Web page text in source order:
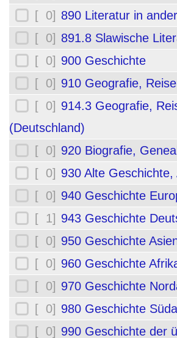
[ 0] 890 Literatur in
[ 0] 891.8 Slawische
[ 0] 900 Geschichte
[ 0] 910 Geografie,
[ 0] 914.3 Geografie,
(Deutschland)
[ 0] 920 Biografie,
[ 0] 930 Alte Geschichte,
[ 0] 940 Geschichte
[ 1] 943 Geschichte
[ 0] 950 Geschichte
[ 0] 960 Geschichte
[ 0] 970 Geschichte
[ 0] 980 Geschichte
[ 0] 990 Geschichte der